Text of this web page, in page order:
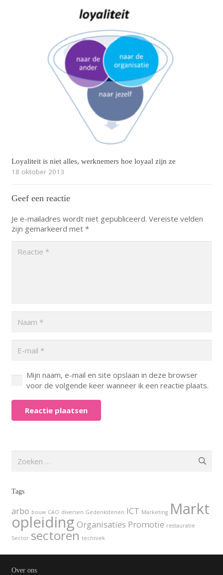
Loyaliteit is niet alles, werknemers hoe loyaal zijn ze
18 oktober 2013
Geef een reactie
Je e-mailadres wordt niet gepubliceerd. Vereiste velden
zijn gemarkeerd met *
Mijn naam, e-mail en site opslaan in deze browser
voor de volgende keer wanneer ik een reactie plaats.
Reactie plaatsen
naar:
Tags
arbo bouw CAO diversen Gedenkstenen ICT Marketing Markt
opleiding Organisaties Promotie restauratie
Sector sectoren techniek
Over ons